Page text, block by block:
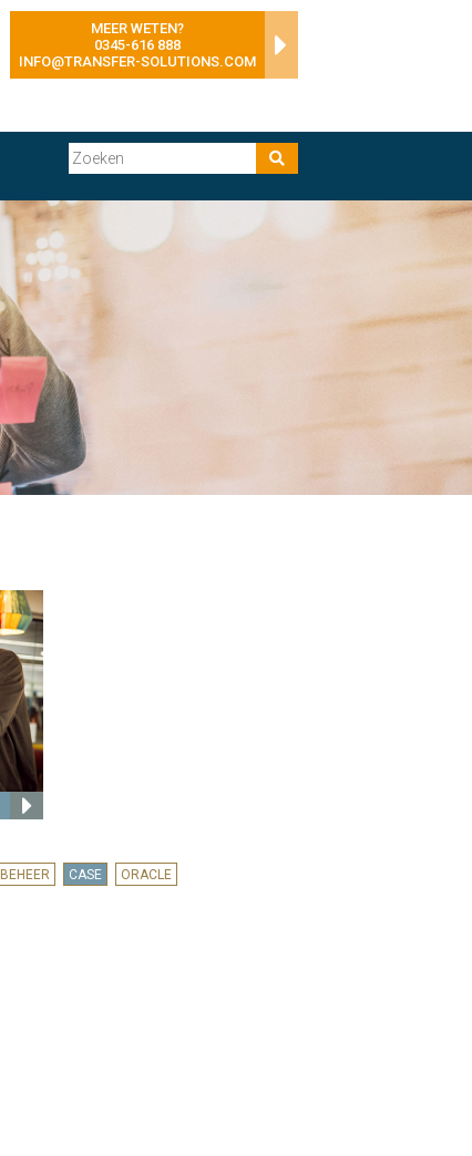
MEER WETEN?
0345-616 888
INFO@TRANSFER-SOLUTIONS.COM
BEHEER CASE ORACLE